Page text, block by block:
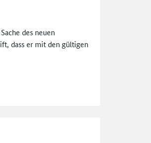
des neuen
dass er mit den gültigen